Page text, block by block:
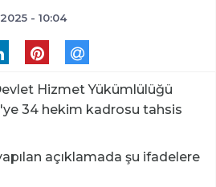
- 10:04
Hizmet Yükümlülüğü
34 hekim kadrosu tahsis
açıklamada şu ifadelere